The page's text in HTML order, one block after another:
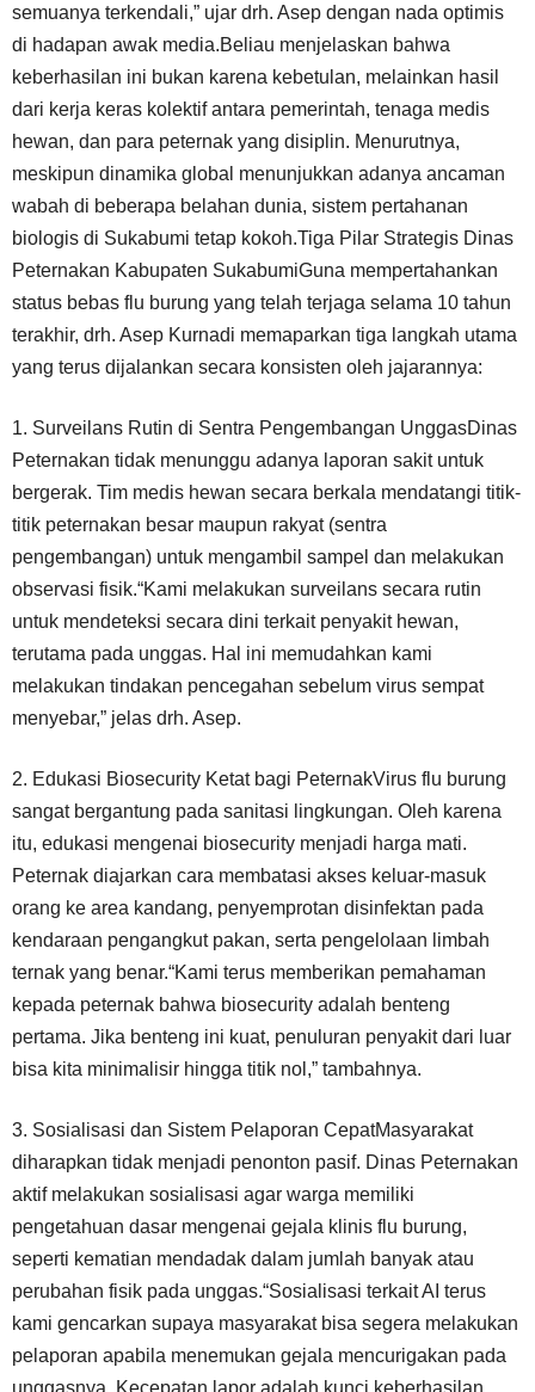
semuanya terkendali,” ujar drh. Asep dengan nada optimis
di hadapan awak media.Beliau menjelaskan bahwa
keberhasilan ini bukan karena kebetulan, melainkan hasil
dari kerja keras kolektif antara pemerintah, tenaga medis
hewan, dan para peternak yang disiplin. Menurutnya,
meskipun dinamika global menunjukkan adanya ancaman
wabah di beberapa belahan dunia, sistem pertahanan
biologis di Sukabumi tetap kokoh.Tiga Pilar Strategis Dinas
Peternakan Kabupaten SukabumiGuna mempertahankan
status bebas flu burung yang telah terjaga selama 10 tahun
terakhir, drh. Asep Kurnadi memaparkan tiga langkah utama
yang terus dijalankan secara konsisten oleh jajarannya:
1. Surveilans Rutin di Sentra Pengembangan UnggasDinas
Peternakan tidak menunggu adanya laporan sakit untuk
bergerak. Tim medis hewan secara berkala mendatangi titik-
titik peternakan besar maupun rakyat (sentra
pengembangan) untuk mengambil sampel dan melakukan
observasi fisik.“Kami melakukan surveilans secara rutin
untuk mendeteksi secara dini terkait penyakit hewan,
terutama pada unggas. Hal ini memudahkan kami
melakukan tindakan pencegahan sebelum virus sempat
menyebar,” jelas drh. Asep.
2. Edukasi Biosecurity Ketat bagi PeternakVirus flu burung
sangat bergantung pada sanitasi lingkungan. Oleh karena
itu, edukasi mengenai biosecurity menjadi harga mati.
Peternak diajarkan cara membatasi akses keluar-masuk
orang ke area kandang, penyemprotan disinfektan pada
kendaraan pengangkut pakan, serta pengelolaan limbah
ternak yang benar.“Kami terus memberikan pemahaman
kepada peternak bahwa biosecurity adalah benteng
pertama. Jika benteng ini kuat, penuluran penyakit dari luar
bisa kita minimalisir hingga titik nol,” tambahnya.
3. Sosialisasi dan Sistem Pelaporan CepatMasyarakat
diharapkan tidak menjadi penonton pasif. Dinas Peternakan
aktif melakukan sosialisasi agar warga memiliki
pengetahuan dasar mengenai gejala klinis flu burung,
seperti kematian mendadak dalam jumlah banyak atau
perubahan fisik pada unggas.“Sosialisasi terkait AI terus
kami gencarkan supaya masyarakat bisa segera melakukan
pelaporan apabila menemukan gejala mencurigakan pada
unggasnya. Kecepatan lapor adalah kunci keberhasilan